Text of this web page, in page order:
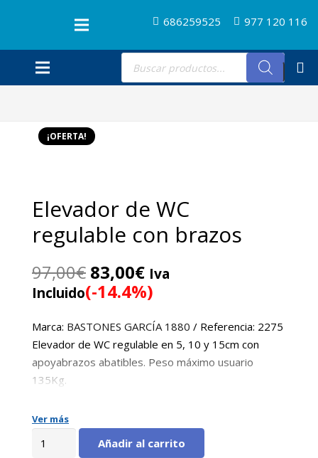
686259525 977 120 116
Búsqueda
productos
¡OFERTA!
Elevador de WC
regulable con brazos
97,00€ El
precio
original
era:
97,00€.
83,00€El
precio
actual
es:
83,00€.
Iva
Incluido(-14.4%)
Marca: BASTONES GARCÍA 1880 / Referencia: 2275
Elevador de WC regulable en 5, 10 y 15cm con
apoyabrazos abatibles. Peso máximo usuario
135Kg.
Ver más
Añadir al carrito